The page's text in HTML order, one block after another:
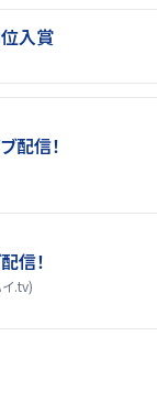
入賞
配信！
信！
.tv)